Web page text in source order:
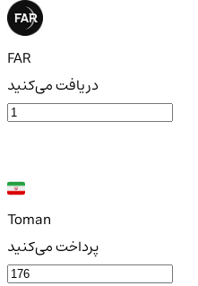
FAR
دریافت می‌کنید
Toman
پرداخت می‌کنید